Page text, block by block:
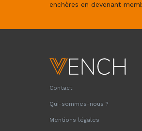
enchères en devenant
Contact
Qui-sommes-nous ?
Mentions légales